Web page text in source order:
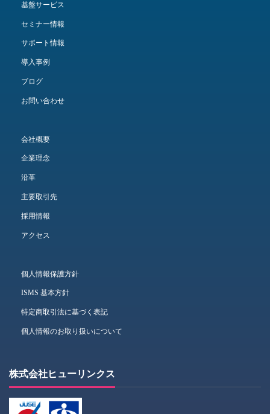
基盤サービス
セミナー情報
サポート情報
導入事例
ブログ
お問い合わせ
会社概要
企業理念
沿革
主要取引先
採用情報
アクセス
個人情報保護方針
ISMS 基本方針
特定商取引法に基づく表記
個人情報のお取り扱いについて
株式会社ヒューリンクス